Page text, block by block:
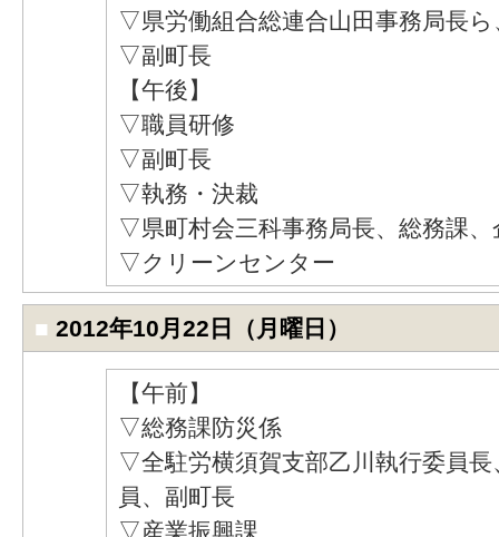
▽県労働組合総連合山田事務局長ら
▽副町長
【午後】
▽職員研修
▽副町長
▽執務・決裁
▽県町村会三科事務局長、総務課、
▽クリーンセンター
■ 2012年10月22日（月曜日）
【午前】
▽総務課防災係
▽全駐労横須賀支部乙川執行委員長
員、副町長
▽産業振興課